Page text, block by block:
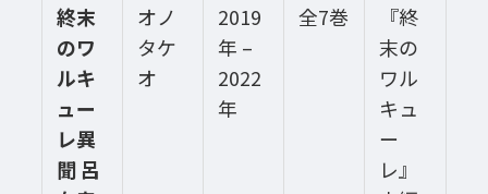
終末
のワ
ルキ
ュー
レ異
聞 呂
オノ
タケ
オ
2019
年 –
2022
年
全7巻
『終
末の
ワル
キュ
ー
レ』